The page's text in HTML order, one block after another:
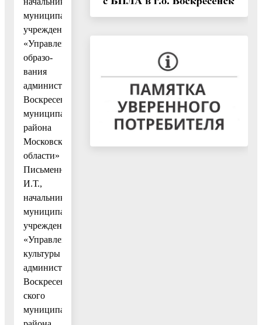
муниципального
учреждения
«Управление
образо-
вания
администрации
Воскресенского
муниципального
района
Московской
области»
Письменной
И.Т.,
начальнику
муниципального
учреждения
«Управление
культуры
администрации
Воскресен-
ского
муниципального